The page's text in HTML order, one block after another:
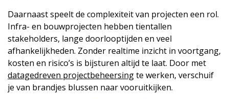
Daarnaast speelt de complexiteit van projecten een rol.
Infra- en bouwprojecten hebben tientallen
stakeholders, lange doorlooptijden en veel
afhankelijkheden. Zonder realtime inzicht in voortgang,
kosten en risico’s is bijsturen altijd te laat. Door met
datagedreven projectbeheersingte werken, verschuif
je van brandjes blussen naar vooruitkijken.